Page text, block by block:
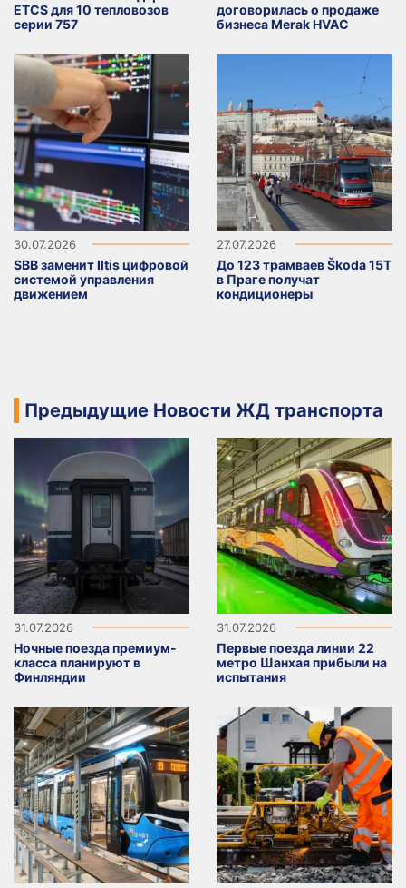
ETCS для 10 тепловозов
серии 757
договорилась о продаже
бизнеса Merak HVAC
30.07.2026
SBB заменит Iltis цифровой
системой управления
движением
27.07.2026
До 123 трамваев Škoda 15T
в Праге получат
кондиционеры
Предыдущие Новости ЖД транспорта
31.07.2026
Ночные поезда премиум-
класса планируют в
Финляндии
31.07.2026
Первые поезда линии 22
метро Шанхая прибыли на
испытания